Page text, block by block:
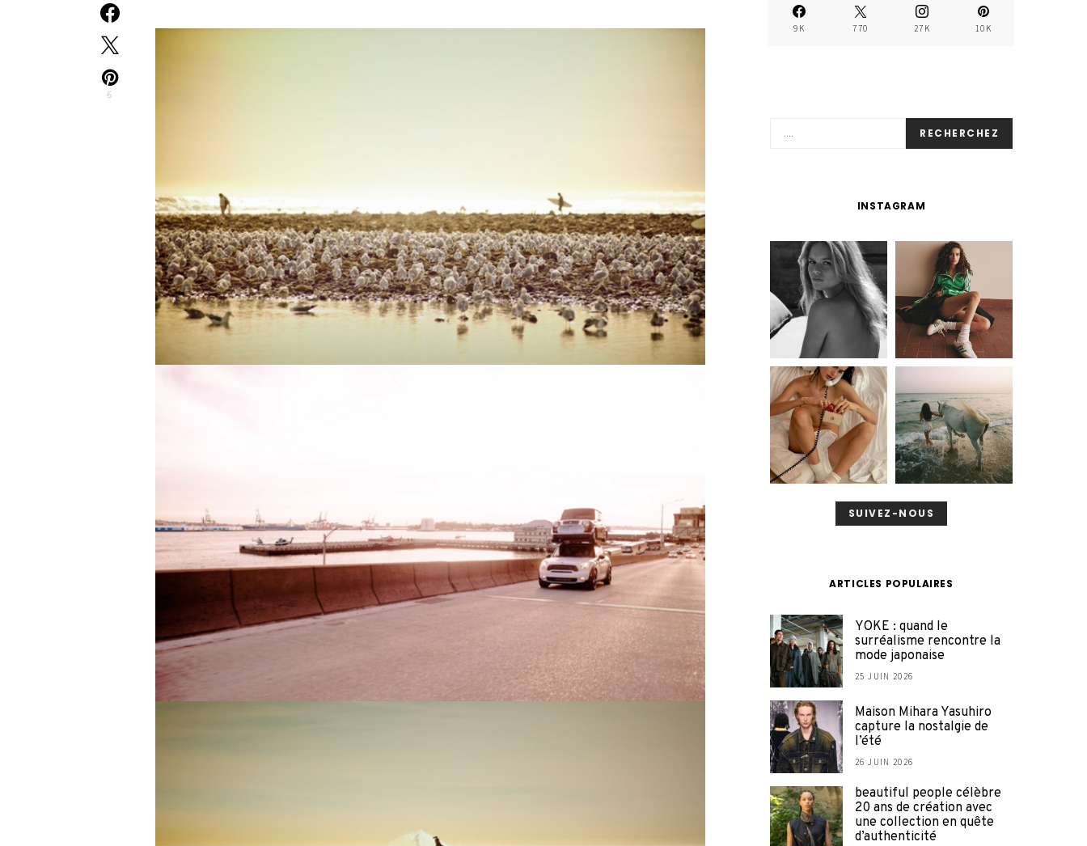
6
9K 770 27K 10K
RECHERCHEZ
INSTAGRAM
SUIVEZ-NOUS
ARTICLES POPULAIRES
YOKE : quand le
surréalisme rencontre la
mode japonaise
25 JUIN 2026
Maison Mihara Yasuhiro
capture la nostalgie de
l’été
26 JUIN 2026
beautiful people célèbre
20 ans de création avec
une collection en quête
d’authenticité